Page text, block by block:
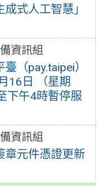
式人工智慧」
資訊組
（pay.taipei）
16日 （星期
下午4時暫停服
資訊組
章元件憑證更新